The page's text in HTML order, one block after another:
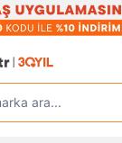
ara...